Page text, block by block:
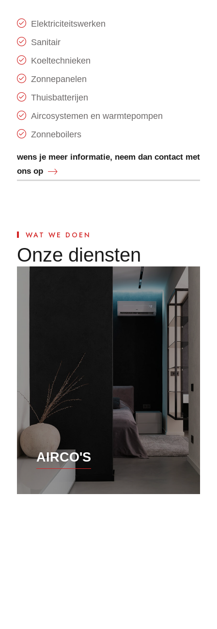
Elektriciteitswerken
Sanitair
Koeltechnieken
Zonnepanelen
Thuisbatterijen
Aircosystemen en warmtepompen
Zonneboilers
wens je meer informatie, neem dan contact met
ons op
WAT WE DOEN
Onze diensten
AIRCO'S